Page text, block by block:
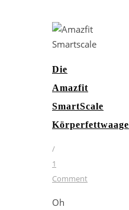
Die
Amazfit
SmartScale
Körperfettwaage
/
1
Comment
Oh